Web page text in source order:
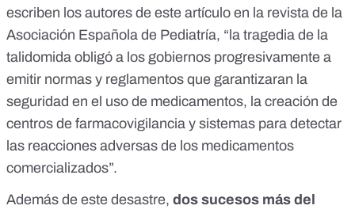
escriben los autores de este artículo en la revista de la
Asociación Española de Pediatría, “la tragedia de la
talidomida obligó a los gobiernos progresivamente a
emitir normas y reglamentos que garantizaran la
seguridad en el uso de medicamentos, la creación de
centros de farmacovigilancia y sistemas para detectar
las reacciones adversas de los medicamentos
comercializados”.
Además de este desastre, dos sucesos más del